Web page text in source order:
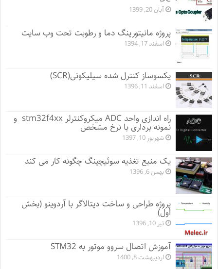
آبان 20, 1399
پروژه مانيتورينگ دما و رطوبت تحت وب سایت
اسفند 17, 1394
یکسوساز کنترل شده سیلیکونی(SCR)
اسفند 11, 1396
راه اندازی واحد ADC میکروکنترلر stm32f4xx و
نمونه برداری با نرخ مشخص
شهریور 10, 1397
یک منبع تغذیه سوئیچینگ چگونه کار می کند
بهمن 6, 1396
پروژه طراحی و ساخت دیتالاگر با آردوینو (بخش
اول)
تیر 10, 1396
آموزش اتصال سروو موتور به STM32
اردیبهشت 8, 1400